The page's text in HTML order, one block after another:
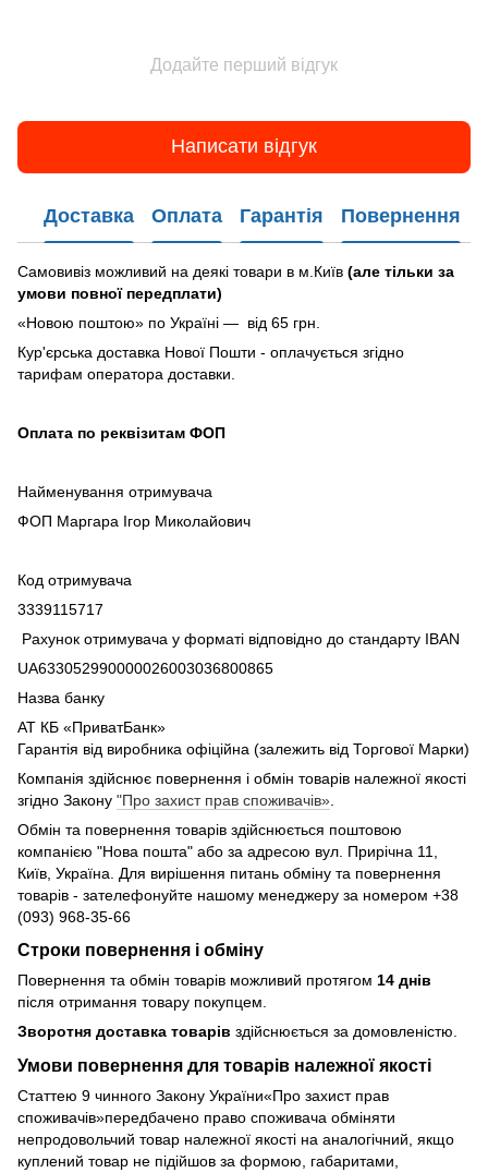
Додайте перший відгук
Написати відгук
Доставка Оплата Гарантія Повернення
Самовивіз можливий на деякі товари в м.Київ (але тільки за
умови повної передплати)
«Новою поштою» по Україні — від 65 грн.
Кур'єрська доставка Нової Пошти - оплачується згідно
тарифам оператора доставки.
Оплата по реквізитам ФОП
Найменування отримувача
ФОП Маргара Ігор Миколайович
Код отримувача
3339115717
Рахунок отримувача у форматі відповідно до стандарту IBAN
UA633052990000026003036800865
Назва банку
АТ КБ «ПриватБанк»
Гарантія від виробника офіційна (залежить від Торгової Марки)
Компанія здійснює повернення і обмін товарів належної якості
згідно Закону "Про захист прав споживачів»
Обмін та повернення товарів здійснюється поштовою
компанією "Нова пошта" або за адресою вул. Прирічна 11,
Київ, Україна. Для вирішення питань обміну та повернення
товарів - зателефонуйте нашому менеджеру за номером +38
(093) 968-35-66
Строки повернення і обміну
Повернення та обмін товарів можливий протягом 14 днів
після отримання товару покупцем.
Зворотня доставка товарів здійснюється за домовленістю.
Умови повернення для товарів належної якості
Статтею 9 чинного Закону України«Про захист прав
споживачів»передбачено право споживача обміняти
непродовольчий товар належної якості на аналогічний, якщо
куплений товар не підійшов за формою, габаритами,